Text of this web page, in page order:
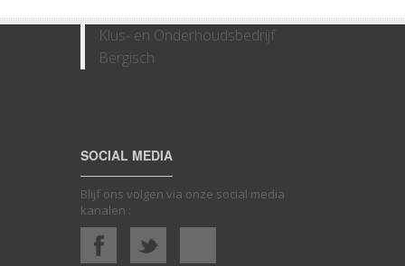
Klus- en Onderhoudsbedrijf
Bergisch
SOCIAL MEDIA
Blijf ons volgen via onze social media
kanalen :